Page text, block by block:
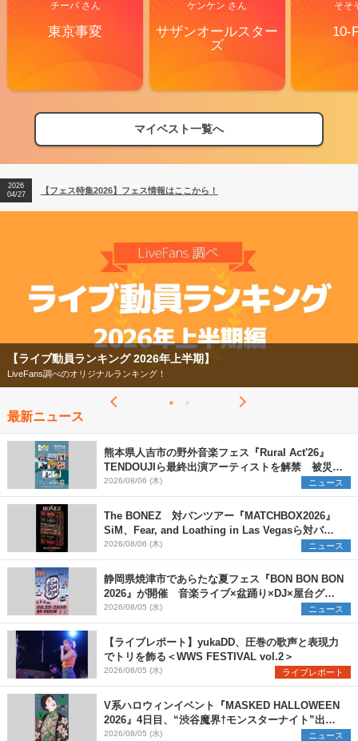
チーバ さん
東京事変
ケンケン さん
サザンオールスター
ズ
そそ
10-
マイベスト一覧へ
【フェス特集2026】フェス情報はここから！
【ライブ動員ランキング】2026年上半期編発表！
2026
04/27
【フェス特集2026】フェス情報はここから！
2026
【ライブ動員ランキング 2026年上半期】
LiveFans調べのオリジナルランキング！
最新ニュース
熊本県人吉市の野外音楽フェス『Rural Act'26』
TENDOUJIら最終出演アーティストを解禁 被災地
支援プロジェクトの始動も発表
2026/08/06 (木) ニュース
The BONEZ 対バンツアー『MATCHBOX2026』
SiM、Fear, and Loathing in Las Vegasら対バン
アーティストを一斉解禁
2026/08/06 (木) ニュース
静岡県焼津市であらたな夏フェス『BON BON BON
2026』が開催 音楽ライブ×盆踊り×DJ×屋台グル
メ×ランタンナイトで彩る2日間
2026/08/05 (水) ニュース
【ライブレポート】yukaDD、圧巻の歌声と表現力
でトリを飾る＜WWS FESTIVAL vol.2＞
2026/08/05 (水) ライブレポート
V系ハロウィンイベント『MASKED HALLOWEEN
2026』4日目、“渋谷魔界†モンスターナイト”出演6
組を発表
2026/08/05 (水) ニュース